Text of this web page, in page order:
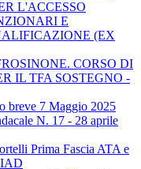
L'ACCESSO
E
(EX
CORSO DI
IL TFA SOSTEGNO -
breve 7 Maggio 2025
N. 17 - 28 aprile
Prima Fascia ATA e